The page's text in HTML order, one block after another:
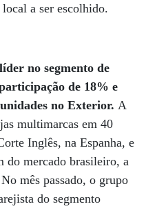
a ser escolhido.
no segmento de
de 18% e
no Exterior. A
multimarcas em 40
Inglês, na Espanha, e
do mercado brasileiro, a
mês passado, o grupo
do segmento